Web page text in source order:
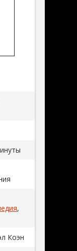
,
Коэн